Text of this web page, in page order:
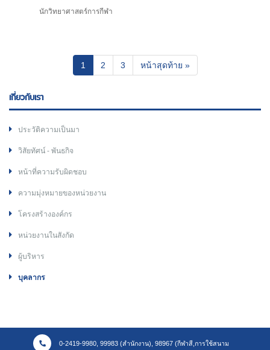
นักวิทยาศาสตร์การกีฬา
1 (current)
2 3 หน้าสุดท้าย »
เกี่ยวกับเรา
ประวัติความเป็นมา
วิสัยทัศน์ - พันธกิจ
หน้าที่ความรับผิดชอบ
ความมุ่งหมายของหน่วยงาน
โครงสร้างองค์กร
หน่วยงานในสังกัด
ผู้บริหาร
บุคลากร
0-2419-9980, 99983 (สำนักงาน), 98967 (กีฬาสี,การใช้สนาม